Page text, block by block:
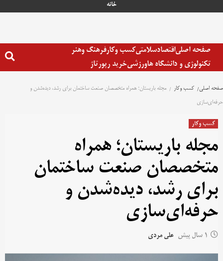
خانه
صفحه اصلیاقتصادسلامتیکسب وکارفرهنگ وهنر
تکنولوژی و دانشگاه هاورزشیخرید رپورتاژ
صفحه اصلی کسب وکار
مجله باریستان؛ همراه متخصصان صنعت ساختمان برای رشد، دیده‌شدن و
حرفه‌ای‌سازی
کسب وکار
مجله باریستان؛ همراه
متخصصان صنعت ساختمان
برای رشد، دیده‌شدن و
حرفه‌ای‌سازی
1 سال پیش علی مردی